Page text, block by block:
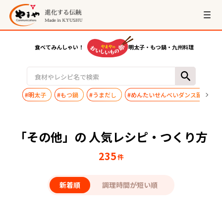
食べてみんしゃい！ 明太子・もつ鍋・九州料理
#明太子 #もつ鍋 #うまだし #めんたいせんべいダンス踊ってみ
「その他」の 人気レシピ・つくり方
235件
新着順 調理時間が短い順